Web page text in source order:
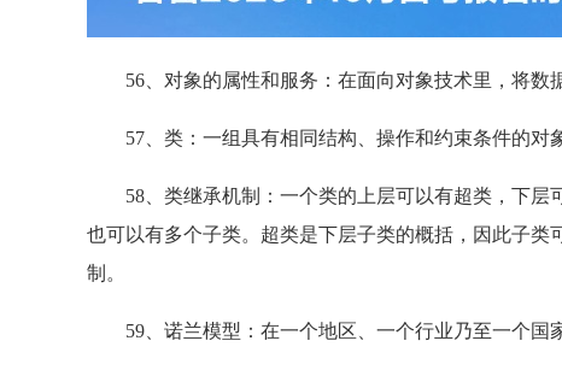
56、对象的属性和服务：在面向对象技术里，将数
57、类：一组具有相同结构、操作和约束条件的对象
58、类继承机制：一个类的上层可以有超类，下层
也可以有多个子类。超类是下层子类的概括，因此子
制。
59、诺兰模型：在一个地区、一个行业乃至一个国